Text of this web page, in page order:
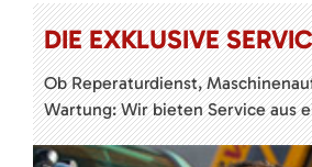
DIE EXKLUSIVE
Ob Reperaturdienst,
Wartung: Wir bieten Service aus